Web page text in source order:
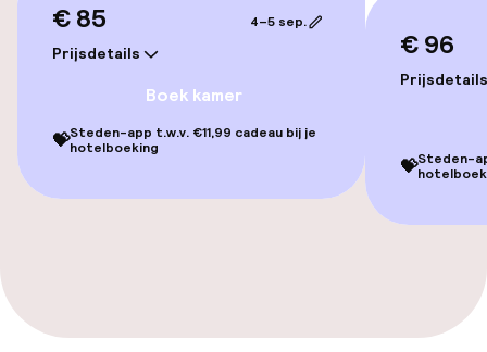
Overal rookvrij
€ 85
Prijsdetails
4–5 sep.
Boek kamer
💝Steden-app t.w.v. €11,99 cadeau bij je
hotelboeking
€ 96
Prijsdetails
💝Steden-